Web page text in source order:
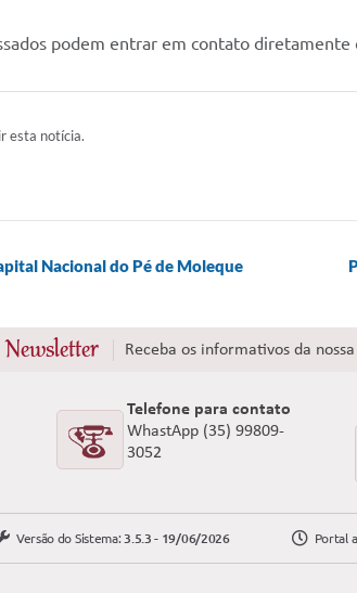
podem entrar em contato diretamente
esta notícia.
Nacional do Pé de Moleque
Newsletter Receba os informativos da
Telefone para contato
WhastApp (35) 99809-
3052
Versão do Sistema: 3.5.3 - 19/06/2026 Portal